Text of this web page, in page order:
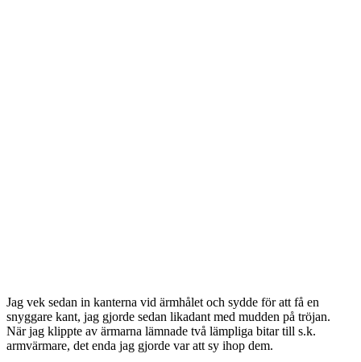
Jag vek sedan in kanterna vid ärmhålet och sydde för att få en
snyggare kant, jag gjorde sedan likadant med mudden på tröjan.
När jag klippte av ärmarna lämnade två lämpliga bitar till s.k.
armvärmare, det enda jag gjorde var att sy ihop dem.